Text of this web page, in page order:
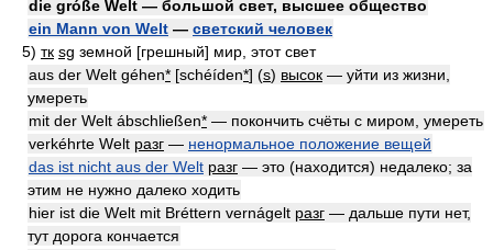
die gróße Welt — большой свет, высшее общество
ein Mann von Welt — светский человек
5) тк sg земной [грешный] мир, этот свет
aus der Welt géhen* [schéíden*] (s) высок — уйти из жизни,
умереть
mit der Welt ábschließen* — покончить счёты с миром, умереть
verkéhrte Welt разг — ненормальное положение вещей
das ist nicht aus der Welt разг — это (находится) недалеко; за
этим не нужно далеко ходить
hier ist die Welt mit Bréttern vernágelt разг — дальше пути нет,
тут дорога кончается